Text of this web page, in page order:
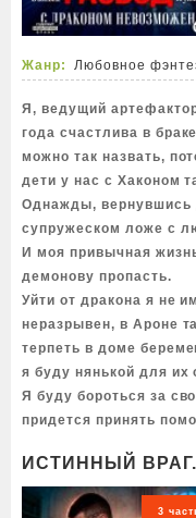
Жанр: Любовное
Я, ведущий
года счастлива в
можно так назвать,
дети у нас с Хаконом
Однажды, вернувшись
супружеском ложе с
И моя привычная
демонову пропасть.
Уйти от дракона я не
неразрывен, в Ароне
терпеть в доме
я буду нянькой для их
Я буду бороться за
придется принять
ИСТИННЫЙ
3